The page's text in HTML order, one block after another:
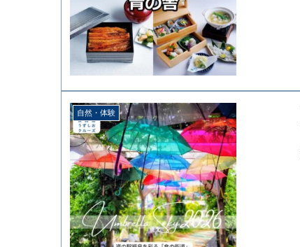
自然・体験